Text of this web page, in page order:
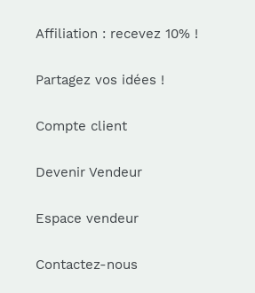
Affiliation : recevez 10% !
Partagez vos idées !
Compte client
Devenir Vendeur
Espace vendeur
Contactez-nous